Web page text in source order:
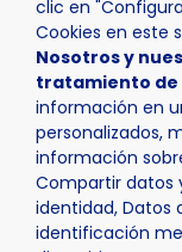
clic en
Cookies en este
Nosotros y
tratamiento de
información en
personalizados,
información
Compartir datos
identidad, Datos
identificación